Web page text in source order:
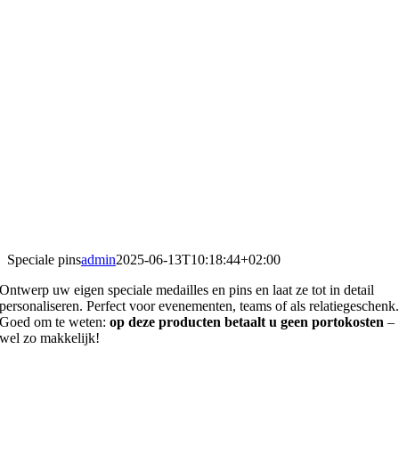
Speciale pinsadmin2025-06-13T10:18:44+02:00
Ontwerp uw eigen speciale medailles en pins en laat ze tot in detail
personaliseren. Perfect voor evenementen, teams of als relatiegeschenk.
Goed om te weten:op deze producten betaalt u geen portokosten –
wel zo makkelijk!